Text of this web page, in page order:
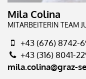
Mila Colina
MITARBEITERIN TEAM
+43 (676) 8742-
+43 (316) 8041-
mila.colina@graz-